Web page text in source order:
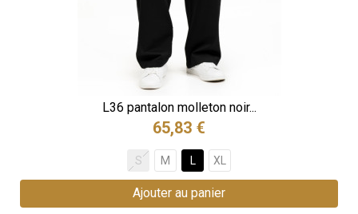
L36 pantalon molleton noir...
65,83 €
S M L XL
Ajouter au panier